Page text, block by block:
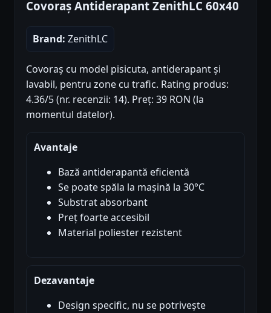
Covoraș Antiderapant ZenithLC 60x40
Brand: ZenithLC
Covoraș cu model pisicuta, antiderapant și
lavabil, pentru zone cu trafic. Rating produs:
4.36/5 (nr. recenzii: 14). Preț: 39 RON (la
momentul datelor).
Avantaje
Bază antiderapantă eficientă
Se poate spăla la mașină la 30°C
Substrat absorbant
Preț foarte accesibil
Material poliester rezistent
Dezavantaje
Design specific, nu se potrivește